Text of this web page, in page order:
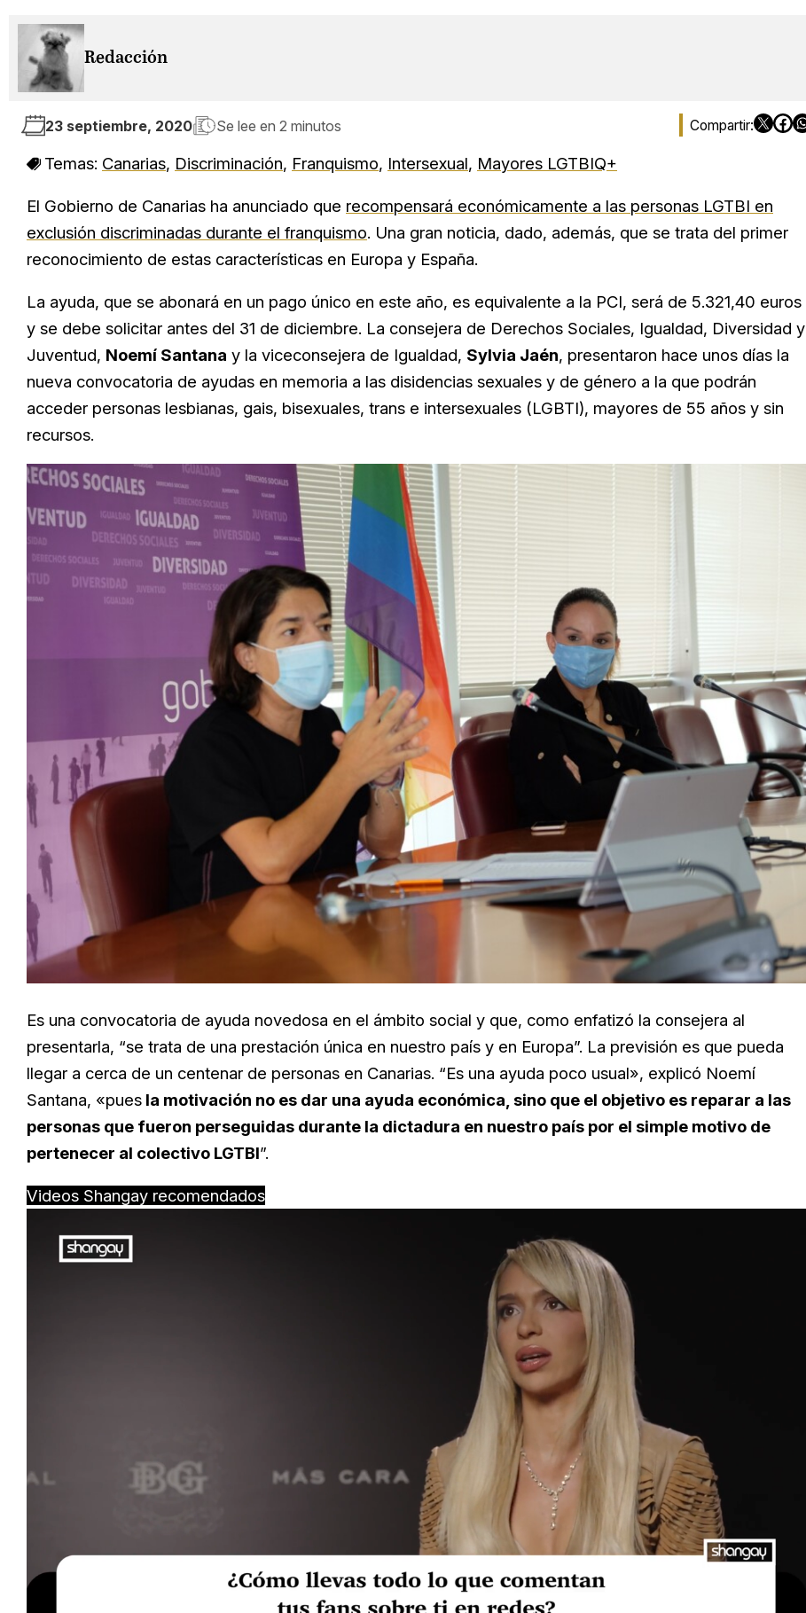
Redacción
23 septiembre, 2020 Se lee en 2 minutos
Temas: Canarias, Discriminación, Franquismo, Intersexual, Mayores LGTBIQ+
El Gobierno de Canarias ha anunciado que recompensará económicamente a las personas LGTBI en
exclusión discriminadas durante el franquismo. Una gran noticia, dado, además, que se trata del primer
reconocimiento de estas características en Europa y España.
La ayuda, que se abonará en un pago único en este año, es equivalente a la PCI, será de 5.321,40 euros
y se debe solicitar antes del 31 de diciembre. La consejera de Derechos Sociales, Igualdad, Diversidad y
Juventud, Noemí Santana y la viceconsejera de Igualdad, Sylvia Jaén, presentaron hace unos días la
nueva convocatoria de ayudas en memoria a las disidencias sexuales y de género a la que podrán
acceder personas lesbianas, gais, bisexuales, trans e intersexuales (LGBTI), mayores de 55 años y sin
recursos.
Es una convocatoria de ayuda novedosa en el ámbito social y que, como enfatizó la consejera al
presentarla, “se trata de una prestación única en nuestro país y en Europa”. La previsión es que pueda
llegar a cerca de un centenar de personas en Canarias. “Es una ayuda poco usual», explicó Noemí
Santana, «pues la motivación no es dar una ayuda económica, sino que el objetivo es reparar a las
personas que fueron perseguidas durante la dictadura en nuestro país por el simple motivo de
pertenecer al colectivo LGTBI”.
Videos Shangay recomendados